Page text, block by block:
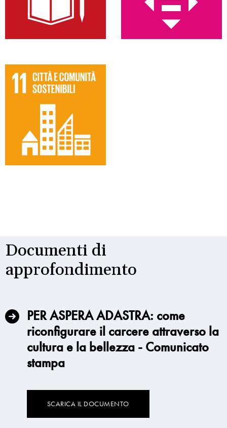
Documenti di
approfondimento
PER ASPERA ADASTRA: come
riconfigurare il carcere attraverso la
cultura e la bellezza - Comunicato
stampa
SCARICA IL DOCUMENTO